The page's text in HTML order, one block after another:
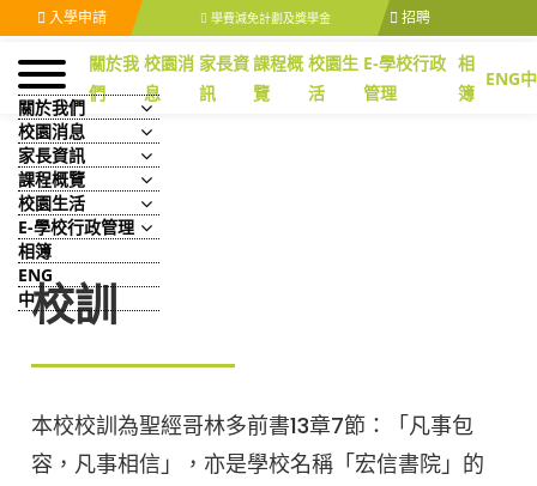
入學申請 學費減免計劃及獎學金 招聘
關於我
們
校園消
息
家長資
訊
課程概
覽
校園生
活
E-學校行政
管理
相
簿
ENG中
關於我們
校園消息
家長資訊
課程概覽
校園生活
E-學校行政管理
相簿
ENG
中校訓
本校校訓為聖經哥林多前書13章7節：「凡事包
容，凡事相信」，亦是學校名稱「宏信書院」的